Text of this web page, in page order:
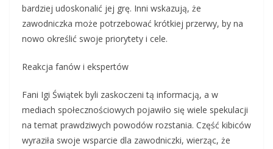
bardziej udoskonalić jej grę. Inni wskazują, że
zawodniczka może potrzebować krótkiej przerwy, by na
nowo określić swoje priorytety i cele.
Reakcja fanów i ekspertów
Fani Igi Świątek byli zaskoczeni tą informacją, a w
mediach społecznościowych pojawiło się wiele spekulacji
na temat prawdziwych powodów rozstania. Część kibiców
wyraziła swoje wsparcie dla zawodniczki, wierząc, że